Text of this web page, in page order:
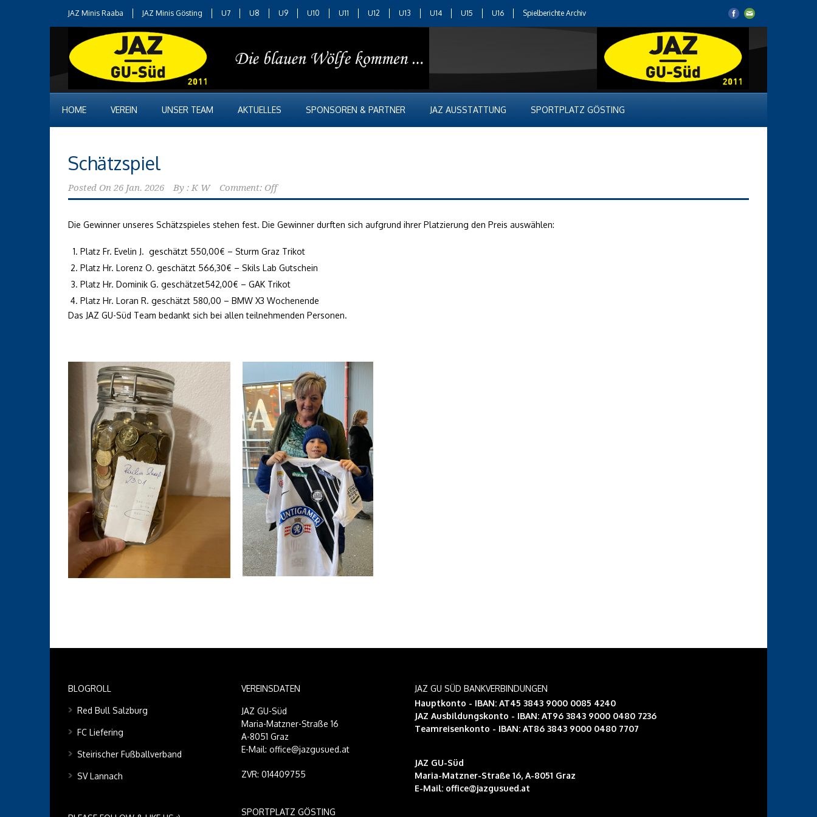
JAZ Minis Raaba JAZ Minis Gösting U7 U8 U9 U10 U11 U12 U13 U14 U15 U16 Spielberichte Archiv
HOME VEREIN UNSER TEAM AKTUELLES SPONSOREN & PARTNER JAZ AUSSTATTUNG SPORTPLATZ GÖSTING
Schätzspiel
Posted On 26 Jan. 2026 By : K W Comment: Off
Die Gewinner unseres Schätzspieles stehen fest. Die Gewinner durften sich aufgrund ihrer Platzierung den Preis auswählen:
Platz Fr. Evelin J. geschätzt 550,00€ – Sturm Graz Trikot
Platz Hr. Lorenz O. geschätzt 566,30€ – Skils Lab Gutschein
Platz Hr. Dominik G. geschätzet542,00€ – GAK Trikot
Platz Hr. Loran R. geschätzt 580,00 – BMW X3 Wochenende
Das JAZ GU-Süd Team bedankt sich bei allen teilnehmenden Personen.
BLOGROLL
Red Bull Salzburg
FC Liefering
Steirischer Fußballverband
SV Lannach
VEREINSDATEN
JAZ GU-Süd
Maria-Matzner-Straße 16
A-8051 Graz
E-Mail: office@jazgusued.at
ZVR: 014409755
SPORTPLATZ GÖSTING
JAZ GU SÜD BANKVERBINDUNGEN
Hauptkonto - IBAN: AT45 3843 9000 0085 4240
JAZ Ausbildungskonto - IBAN: AT96 3843 9000 0480 7236
Teamreisenkonto - IBAN: AT86 3843 9000 0480 7707
JAZ GU-Süd
Maria-Matzner-Straße 16, A-8051 Graz
E-Mail: office@jazgusued.at